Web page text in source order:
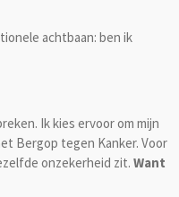
achtbaan: ben ik
Ik kies ervoor om mijn
Bergop tegen Kanker. Voor
onzekerheid zit. Want